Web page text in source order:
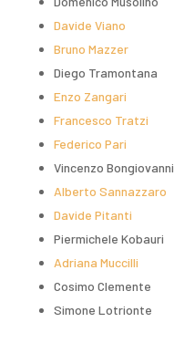
Davide Viano
Bruno Mazzer
Diego Tramontana
Enzo Zangari
Francesco Tratzi
Federico Pari
Vincenzo Bongiovanni
Alberto Sannazzaro
Davide Pitanti
Piermichele Kobauri
Adriana Muccilli
Cosimo Clemente
Simone Lotrionte